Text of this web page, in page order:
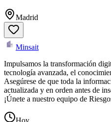
Madrid
Minsait
Impulsamos la transformación
tecnología avanzada, el
Asegúrese de que toda la
actualizada y en orden antes de
¡Únete a nuestro equipo de
Hoy